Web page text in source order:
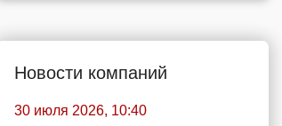
Новости компаний
30 июля 2026, 10:40